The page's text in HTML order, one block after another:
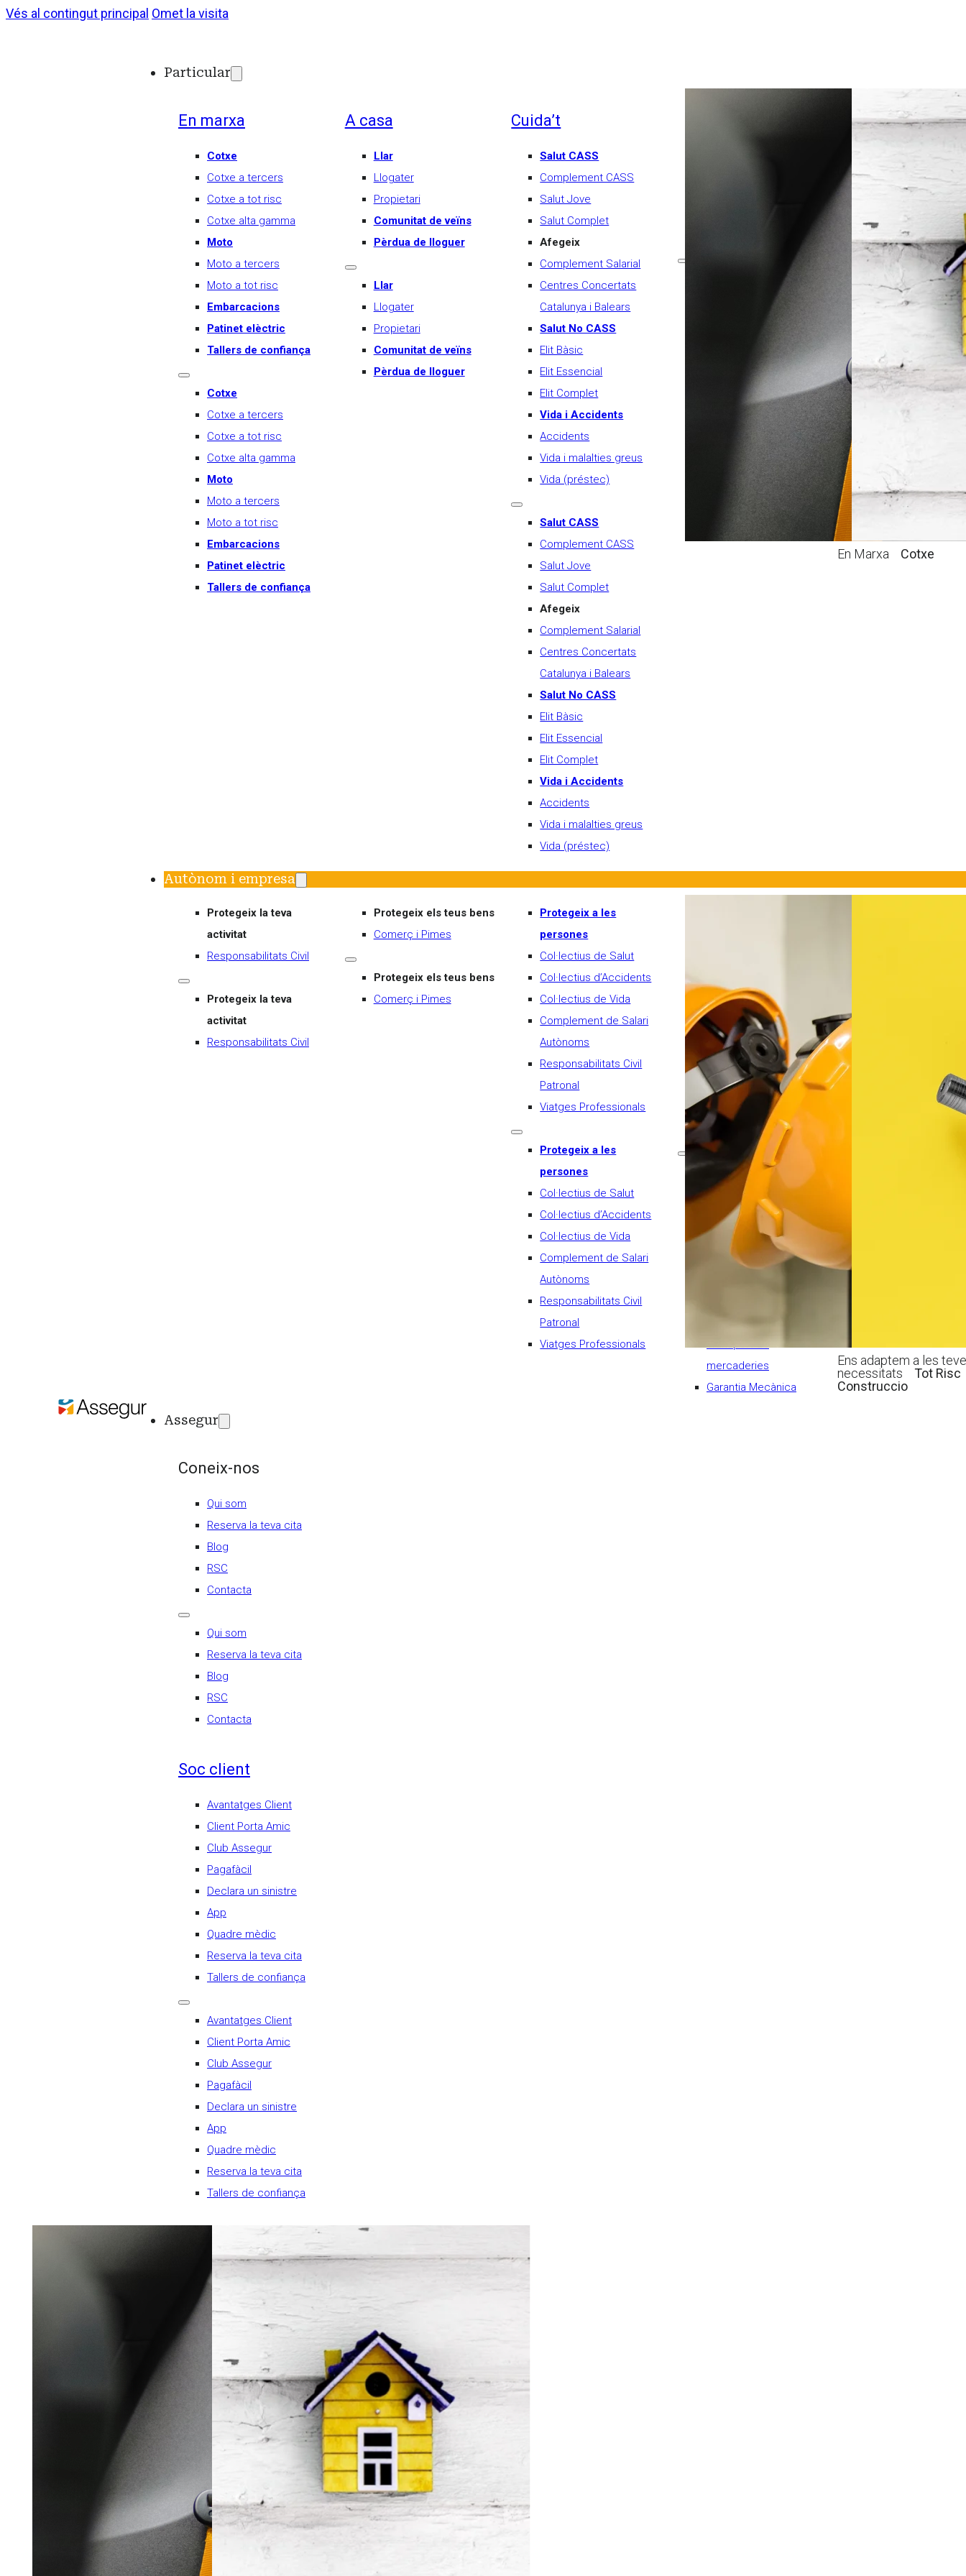
Vés al contingut principal Omet la visita
Particular
En marxa
Cotxe
Cotxe a tercers
Cotxe a tot risc
Cotxe alta gamma
Moto
Moto a tercers
Moto a tot risc
Embarcacions
Patinet elèctric
Tallers de confiança
Cotxe
Cotxe a tercers
Cotxe a tot risc
Cotxe alta gamma
Moto
Moto a tercers
Moto a tot risc
Embarcacions
Patinet elèctric
Tallers de confiança
A casa
Llar
Llogater
Propietari
Comunitat de veïns
Pèrdua de lloguer
Llar
Llogater
Propietari
Comunitat de veïns
Pèrdua de lloguer
Cuida’t
Salut CASS
Complement CASS
Salut Jove
Salut Complet
Afegeix
Complement Salarial
Centres Concertats
Catalunya i Balears
Salut No CASS
Elit Bàsic
Elit Essencial
Elit Complet
Vida i Accidents
Accidents
Vida i malalties greus
Vida (préstec)
Salut CASS
Complement CASS
Salut Jove
Salut Complet
Afegeix
Complement Salarial
Centres Concertats
Catalunya i Balears
Salut No CASS
Elit Bàsic
Elit Essencial
Elit Complet
Vida i Accidents
Accidents
Vida i malalties greus
Vida (préstec)
Mascotes
En Marxa Cotxe
Autònom i empresa
Protegeix la teva
activitat
Responsabilitats Civil
Protegeix la teva
activitat
Responsabilitats Civil
Protegeix els teus bens
Comerç i Pimes
Protegeix els teus bens
Comerç i Pimes
Protegeix a les
persones
Col·lectius de Salut
Col·lectius d’Accidents
Col·lectius de Vida
Complement de Salari
Autònoms
Responsabilitats Civil
Patronal
Viatges Professionals
Protegeix a les
persones
Col·lectius de Salut
Col·lectius d’Accidents
Col·lectius de Vida
Complement de Salari
Autònoms
Responsabilitats Civil
Patronal
Viatges Professionals
Protecció jurídica
Assegurança de D&O
Avaria maquinària
Flota comercial
Transport de
mercaderies
Garantia Mecànica
Ens adaptem a les teves
necessitats
Desenal per a obres
Tot risc construcció
Protecció jurídica
Flota comercial
mercaderies
Garantia Mecànica
Ens adaptem a les
necessitats
Tot Risc
Construccio
Assegur
Coneix-nos
Qui som
Reserva la teva cita
Blog
RSC
Contacta
Qui som
Reserva la teva cita
Blog
RSC
Contacta
Soc client
Avantatges Client
Client Porta Amic
Club Assegur
Pagafàcil
Declara un sinistre
App
Quadre mèdic
Reserva la teva cita
Tallers de confiança
Avantatges Client
Client Porta Amic
Club Assegur
Pagafàcil
Declara un sinistre
App
Quadre mèdic
Reserva la teva cita
Tallers de confiança